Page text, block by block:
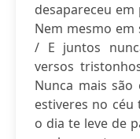
desapareceu em
Nem mesmo
/ E juntos
versos
Nunca mais são
estiveres no céu
o dia te leve de